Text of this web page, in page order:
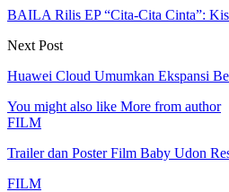
BAILA Rilis EP “Cita-Cita Cinta”:
Next Post
Huawei Cloud Umumkan Ekspansi
You might also like More from author
FILM
Trailer dan Poster Film Baby Udon
FILM